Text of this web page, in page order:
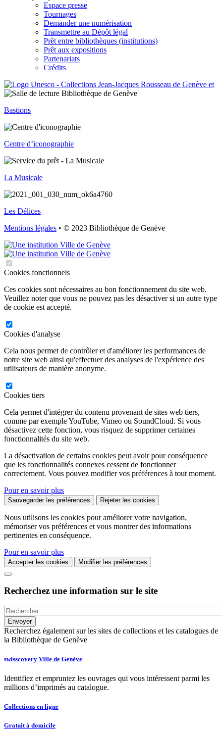
Espace presse
Tournages
Demander une numérisation
Transmettre au Dépôt légal
Prêt entre bibliothèques (institutions)
Prêt aux expositions
Partenariats
Crédits
Bastions
Centre d’iconographie
La Musicale
Les Délices
Mentions légales • © 2023 Bibliothèque de Genève
Cookies fonctionnels
Ces cookies sont nécessaires au bon fonctionnement du site web.
Veuillez noter que vous ne pouvez pas les désactiver si un autre type
de cookie est accepté.
Cookies d'analyse
Cela nous permet de contrôler et d'améliorer les performances de
notre site web ainsi qu'effectuer des analyses de l'expérience des
utilisateurs de manière anonyme.
Cookies tiers
Cela permet d'intégrer du contenu provenant de sites web tiers,
comme par exemple YouTube, Vimeo ou SoundCloud. Si vous
désactivez cette fonction, vous risquez de supprimer certaines
fonctionnalités du site web.
La désactivation de certains cookies peut avoir pour conséquence
que les fonctionnalités connexes cessent de fonctionner
correctement. Vous pouvez modifier vos préférences à tout moment.
Pour en savoir plus
Sauvegarder les préférences Rejeter les cookies
Nous utilisons les cookies pour améliorer votre navigation,
mémoriser vos préférences et vous montrer des informations
pertinentes en conséquence.
Pour en savoir plus
Accepter les cookies Modifier les préférences
Recherchez une information sur le site
Recherchez également sur les sites de collections et les catalogues de
la Bibliothèque de Genève
swisscovery Ville de Genève
Identifiez et empruntez les ouvrages qui vous intéressent parmi les
millions d’imprimés au catalogue.
Collections en ligne
Gratuit à domicile